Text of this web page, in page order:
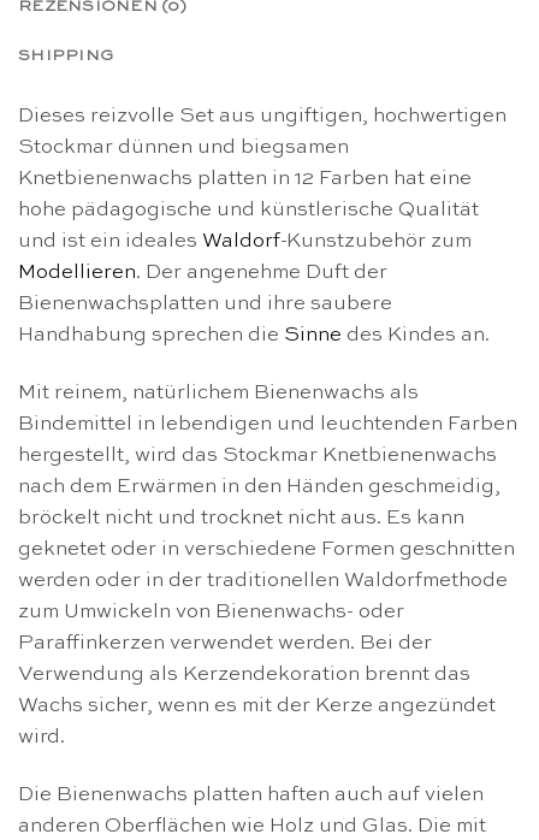
REZENSIONEN (0)
SHIPPING
Dieses reizvolle Set aus ungiftigen, hochwertigen
Stockmar dünnen und biegsamen
Knetbienenwachs platten in 12 Farben hat eine
hohe pädagogische und künstlerische Qualität
und ist ein ideales Waldorf-Kunstzubehör zum
Modellieren. Der angenehme Duft der
Bienenwachsplatten und ihre saubere
Handhabung sprechen die Sinne des Kindes an.
Mit reinem, natürlichem Bienenwachs als
Bindemittel in lebendigen und leuchtenden Farben
hergestellt, wird das Stockmar Knetbienenwachs
nach dem Erwärmen in den Händen geschmeidig,
bröckelt nicht und trocknet nicht aus. Es kann
geknetet oder in verschiedene Formen geschnitten
werden oder in der traditionellen Waldorfmethode
zum Umwickeln von Bienenwachs- oder
Paraffinkerzen verwendet werden. Bei der
Verwendung als Kerzendekoration brennt das
Wachs sicher, wenn es mit der Kerze angezündet
wird.
Die Bienenwachs platten haften auch auf vielen
anderen Oberflächen wie Holz und Glas. Die mit